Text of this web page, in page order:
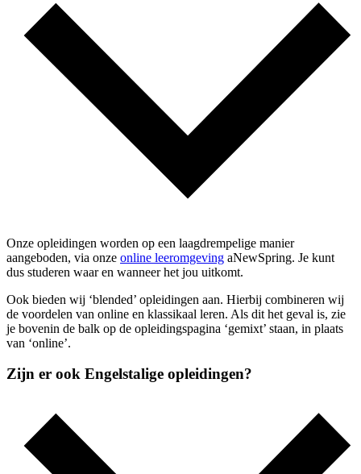
Onze opleidingen worden op een laagdrempelige manier
aangeboden, via onze online leeromgeving aNewSpring. Je kunt
dus studeren waar en wanneer het jou uitkomt.
Ook bieden wij ‘blended’ opleidingen aan. Hierbij combineren wij
de voordelen van online en klassikaal leren. Als dit het geval is, zie
je bovenin de balk op de opleidingspagina ‘gemixt’ staan, in plaats
van ‘online’.
Zijn er ook Engelstalige opleidingen?